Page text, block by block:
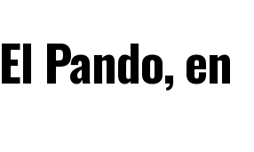
Pando, en